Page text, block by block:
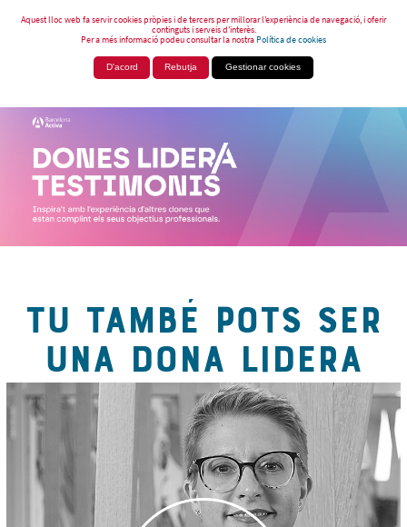
Aquest lloc web fa servir cookies pròpies i de tercers per millorar l’experiència de navegació, i oferir
continguts i serveis d’interès.
Per a més informació podeu consultar la nostraPolítica de cookies
D'acord Rebutja Gestionar cookies
TU TAMBÉ POTS SER
UNA DONA LIDERA